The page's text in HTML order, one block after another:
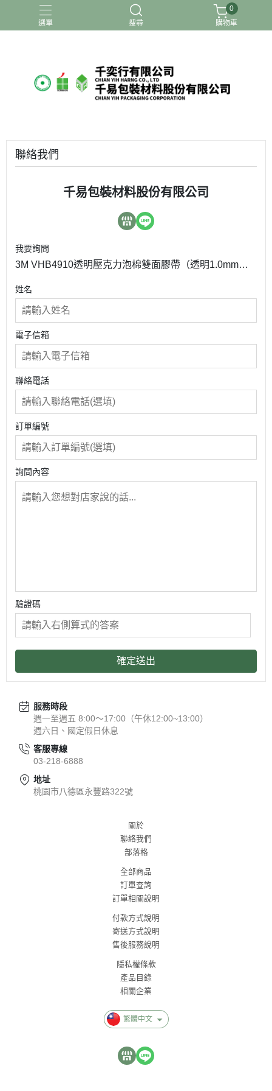
選單 搜尋
0
購物車
聯絡我們
千易包裝材料股份有限公司
我要詢問
3M VHB4910透明壓克力泡棉雙面膠帶（透明1.0mm）
著）（隱形固定）（高表面能材料及背光招牌）
姓名
電子信箱
聯絡電話
訂單編號
詢問內容
驗證碼
確定送出
服務時段
週一至週五 8:00～17:00（午休12:00~13:00）
週六日、國定假日休息
客服專線
03-218-6888
地址
桃園市八德區永豐路322號
關於
聯絡我們
部落格
全部商品
訂單查詢
訂單相關說明
付款方式說明
寄送方式說明
售後服務說明
隱私權條款
產品目錄
相關企業
繁體中文